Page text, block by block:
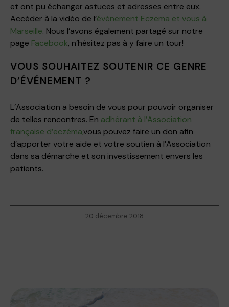
et ont pu échanger astuces et adresses entre eux.
Accéder à la vidéo de l’événement Eczema et vous à
Marseille. Nous l’avons également partagé sur notre
page Facebook, n’hésitez pas à y faire un tour!
VOUS SOUHAITEZ SOUTENIR CE GENRE
D’ÉVÉNEMENT ?
L’Association a besoin de vous pour pouvoir organiser
de telles rencontres. En adhérant à l’Association
française d’eczéma,vous pouvez faire un don afin
d’apporter votre aide et votre soutien à l’Association
dans sa démarche et son investissement envers les
patients.
20 décembre 2018